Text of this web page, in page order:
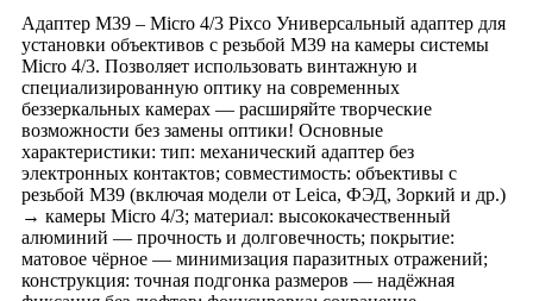
Адаптер M39 – Micro 4/3 Pixco Универсальный адаптер для
установки объективов с резьбой M39 на камеры системы
Micro 4/3. Позволяет использовать винтажную и
специализированную оптику на современных
беззеркальных камерах — расширяйте творческие
возможности без замены оптики! Основные
характеристики: тип: механический адаптер без
электронных контактов; совместимость: объективы с
резьбой M39 (включая модели от Leica, ФЭД, Зоркий и др.)
→ камеры Micro 4/3; материал: высококачественный
алюминий — прочность и долговечность; покрытие:
матовое чёрное — минимизация паразитных отражений;
конструкция: точная подгонка размеров — надёжная